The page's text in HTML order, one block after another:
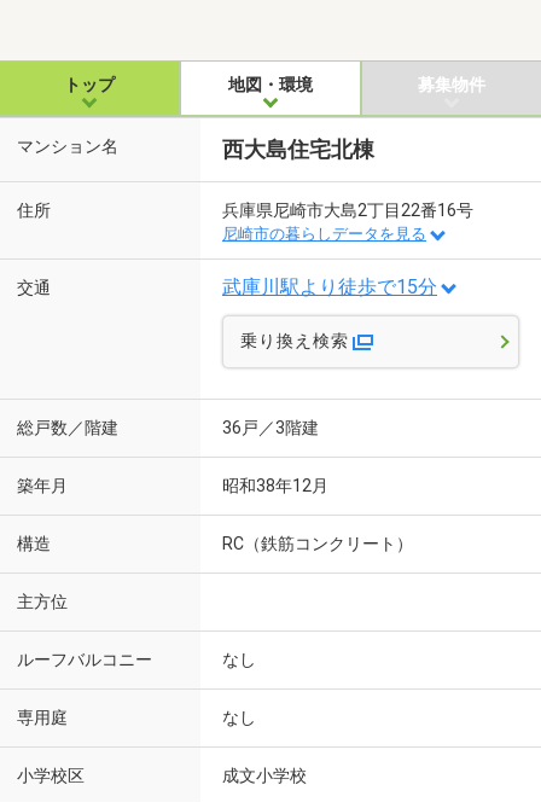
トップ 地図・環境 募集物件
マンション名 西大島住宅北棟
住所 兵庫県尼崎市大島2丁目22番16号
尼崎市の暮らしデータを見る
交通 武庫川駅より徒歩で15分
乗り換え検索
総戸数／階建 36戸／3階建
築年月 昭和38年12月
構造 RC（鉄筋コンクリート）
主方位
ルーフバルコニー なし
専用庭 なし
小学校区 成文小学校